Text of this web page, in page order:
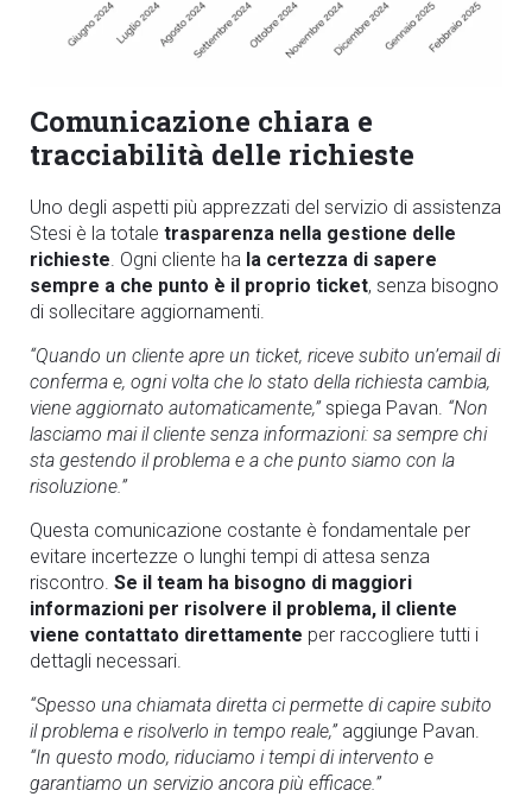
Comunicazione chiara e
tracciabilità delle richieste
Uno degli aspetti più apprezzati del servizio di assistenza
Stesi è la totale trasparenza nella gestione delle
richieste. Ogni cliente ha la certezza di sapere
sempre a che punto è il proprio ticket, senza bisogno
di sollecitare aggiornamenti.
“Quando un cliente apre un ticket, riceve subito un’email di
conferma e, ogni volta che lo stato della richiesta cambia,
viene aggiornato automaticamente,”spiega Pavan. “Non
lasciamo mai il cliente senza informazioni: sa sempre chi
sta gestendo il problema e a che punto siamo con la
risoluzione.”
Questa comunicazione costante è fondamentale per
evitare incertezze o lunghi tempi di attesa senza
riscontro. Se il team ha bisogno di maggiori
informazioni per risolvere il problema, il cliente
viene contattato direttamente per raccogliere tutti i
dettagli necessari.
“Spesso una chiamata diretta ci permette di capire subito
il problema e risolverlo in tempo reale,”aggiunge Pavan.
“In questo modo, riduciamo i tempi di intervento e
garantiamo un servizio ancora più efficace.”